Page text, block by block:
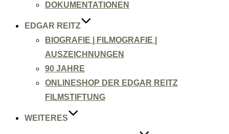
DOKUMENTATIONEN
EDGAR REITZ
BIOGRAFIE | FILMOGRAFIE |
AUSZEICHNUNGEN
90 JAHRE
ONLINESHOP DER EDGAR REITZ
FILMSTIFTUNG
WEITERES